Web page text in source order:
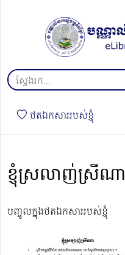
ថតឯកសាររបស់ខ្ញុំ
ខ្ញុំស្រលាញ់ស្រីណា
បញ្ចូលក្នុងថតឯកសាររបស់ខ្ញុំ